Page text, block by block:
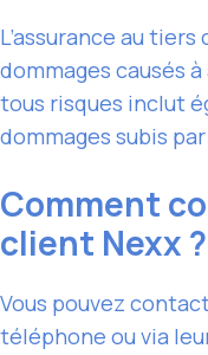
L’assurance au
dommages causés
tous risques inclut
dommages subis
Comment
client Nexx ?
Vous pouvez
téléphone ou via